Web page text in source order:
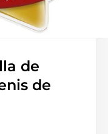
de
de